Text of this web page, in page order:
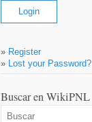
» Register
» Lost your Password?
Buscar en WikiPNL